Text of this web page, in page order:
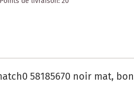
58185670 noir mat,